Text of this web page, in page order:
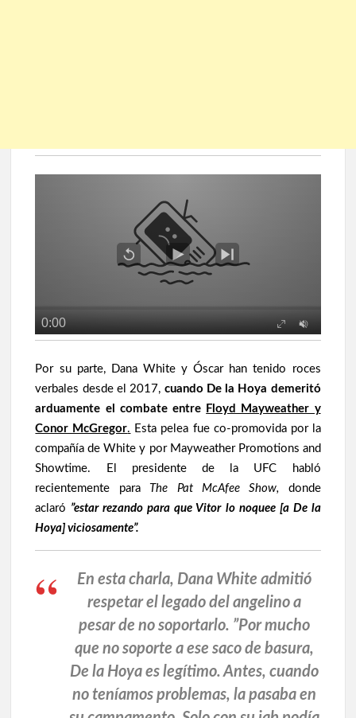
Por su parte, Dana White y Óscar han tenido roces
verbales desde el 2017, cuando De la Hoya demeritó
arduamente el combate entre Floyd Mayweather y
Conor McGregor. Esta pelea fue co-promovida por la
compañía de White y por Mayweather Promotions and
Showtime. El presidente de la UFC habló
recientemente paraThe Pat McAfee Show, donde
aclaró ”estar rezando para que Vitor lo noquee [a De la
Hoya] viciosamente”.
En esta charla, Dana White admitió
respetar el legado del angelino a
pesar de no soportarlo. ”Por mucho
que no soporte a ese saco de basura,
De la Hoya es legítimo. Antes, cuando
no teníamos problemas, la pasaba en